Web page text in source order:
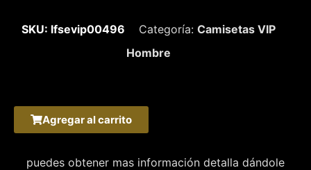
SKU: lfsevip00496 Categoría: Camisetas VIP
Hombre
Agregar al carrito
puedes obtener mas información detalla dándole